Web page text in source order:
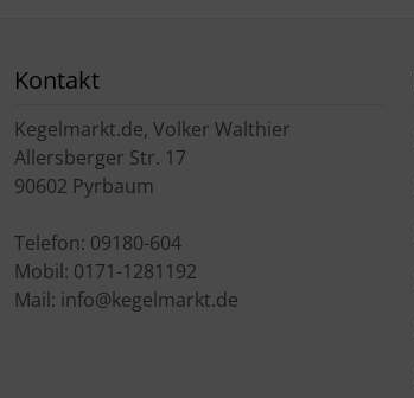
Kontakt
Kegelmarkt.de, Volker Walthier
Allersberger Str. 17
90602 Pyrbaum
Telefon: 09180-604
Mobil: 0171-1281192
Mail: info@kegelmarkt.de